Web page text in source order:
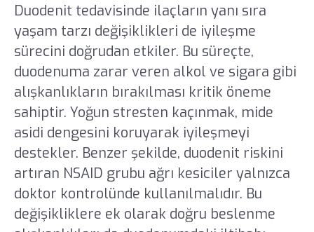
Duodenit tedavisinde ilaçların yanı sıra
yaşam tarzı değişiklikleri de iyileşme
sürecini doğrudan etkiler. Bu süreçte,
duodenuma zarar veren alkol ve sigara gibi
alışkanlıkların bırakılması kritik öneme
sahiptir. Yoğun stresten kaçınmak, mide
asidi dengesini koruyarak iyileşmeyi
destekler. Benzer şekilde, duodenit riskini
artıran NSAID grubu ağrı kesiciler yalnızca
doktor kontrolünde kullanılmalıdır. Bu
değişikliklere ek olarak doğru beslenme